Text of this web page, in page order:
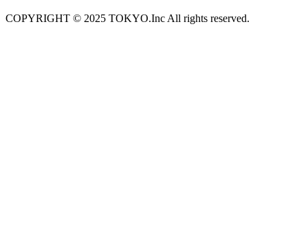
COPYRIGHT © 2025 TOKYO.Inc All rights reserved.